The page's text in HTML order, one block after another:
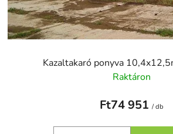
Kazaltakaró ponyva
Raktáron
Ft74 951 / db